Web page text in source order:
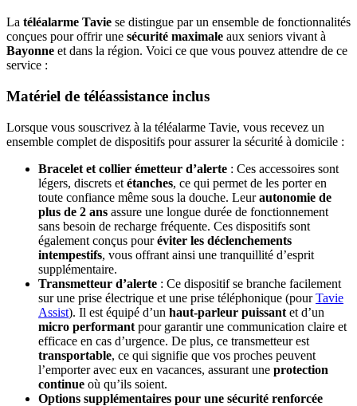
La téléalarme Tavie se distingue par un ensemble de fonctionnalités
conçues pour offrir une sécurité maximale aux seniors vivant à
Bayonne et dans la région. Voici ce que vous pouvez attendre de ce
service :
Matériel de téléassistance inclus
Lorsque vous souscrivez à la téléalarme Tavie, vous recevez un
ensemble complet de dispositifs pour assurer la sécurité à domicile :
Bracelet et collier émetteur d’alerte : Ces accessoires sont
légers, discrets et étanches, ce qui permet de les porter en
toute confiance même sous la douche. Leurautonomie de
plus de 2 ans assure une longue durée de fonctionnement
sans besoin de recharge fréquente. Ces dispositifs sont
également conçus pouréviter les déclenchements
intempestifs, vous offrant ainsi une tranquillité d’esprit
supplémentaire.
Transmetteur d’alerte : Ce dispositif se branche facilement
sur une prise électrique et une prise téléphonique (pourTavie
Assist). Il est équipé d’un haut-parleur puissant et d’un
micro performant pour garantir une communication claire et
efficace en cas d’urgence. De plus, ce transmetteur est
transportable, ce qui signifie que vos proches peuvent
l’emporter avec eux en vacances, assurant une protection
continue où qu’ils soient.
Options supplémentaires pour une sécurité renforcée